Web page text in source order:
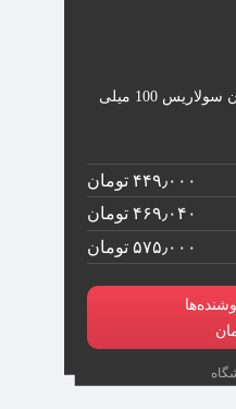
لوسیون ضد آفتاب کودک SPF50 آردن سولاریس 100 میلی
۴۴۹٫۰۰۰ تومان
۴۶۹٫۰۴۰ تومان
۵۷۵٫۰۰۰ تومان